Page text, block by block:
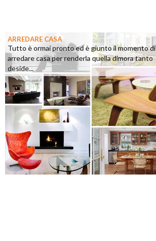
ARREDARE CASA
Tutto è ormai pronto ed è giunto il momento di
arredare casa per renderla quella dimora tanto
deside...